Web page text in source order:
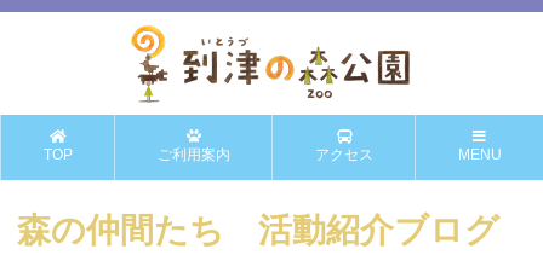
TOP ご利用案内 アクセス MENU
森の仲間たち 活動紹介ブログ